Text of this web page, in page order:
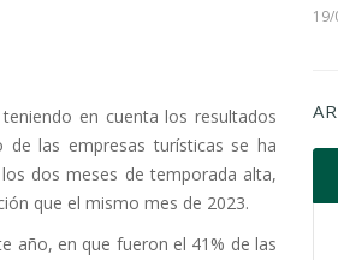
en cuenta los resultados
las empresas turísticas se ha
dos meses de temporada alta,
que el mismo mes de 2023.
año, en que fueron el 41% de las